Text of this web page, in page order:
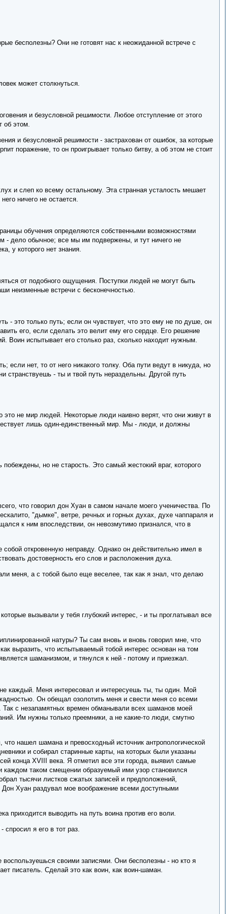
бесполезны? Они не готовят нас к неожиданной встрече с
может столкнуться.
и безусловной решимости. Любое отступление от этого
об этом.
и безусловной решимости - застрахован от ошибок, за которые
поражение, то он проигрывает только битву, а об этом не стоит
и слеп ко всему остальному. Эта странная усталость мешает
ничего не остается.
обучения определяются собственными возможностями
- дело обычное; все мы им подвержены, и тут ничего не
у которого нет знания.
от подобного ощущения. Поступки людей не могут быть
неизменные встречи с бесконечностью.
- это только путь; если он чувствует, что это ему не по душе, он
его, если сделать это велит ему его сердце. Его решение
Воин испытывает его столько раз, сколько находит нужным.
если нет, то от него никакого толку. Оба пути ведут в никуда, но
странствуешь - ты и твой путь нераздельны. Другой путь
не мир людей. Некоторые люди наивно верят, что они живут в
лишь один-единственный мир. Мы - люди, и должны
но не старость. Это самый жестокий враг, которого
что говорил дон Хуан в самом начале моего ученичества. По
"дымке", ветре, речных и горных духах, духе чаппараля и
к ним впоследствии, он невозмутимо признался, что в
откровенную неправду. Однако он действительно имел в
достоверность его слов и расположения духа.
меня, а с тобой было еще веселее, так как я знал, что делаю
вызывали у тебя глубокий интерес, - и ты проглатывал все
натуры? Ты сам вновь и вновь говорил мне, что
выразить, что испытываемый тобой интерес основан на том
шаманизмом, и тянулся к ней - потому и приезжал.
каждый. Меня интересовал и интересуешь ты, ты один. Мой
Он обещал озолотить меня и свести меня со всеми
с незапамятных времен обманывали всех шаманов моей
Им нужны только преемники, а не какие-то люди, смутно
нашел шамана и превосходный источник антропологической
и собирал старинные карты, на которых были указаны
конца XVIII века. Я отметил все эти города, выявил самые
каждом таком смещении образуемый ими узор становился
тысячи листков сжатых записей и предположений,
Хуан раздувал мое воображение всеми доступными
приходится выводить на путь воина против его воли.
спросил я его в тот раз.
своими записями. Они бесполезны - но кто я
писатель. Сделай это как воин, как воин-шаман.